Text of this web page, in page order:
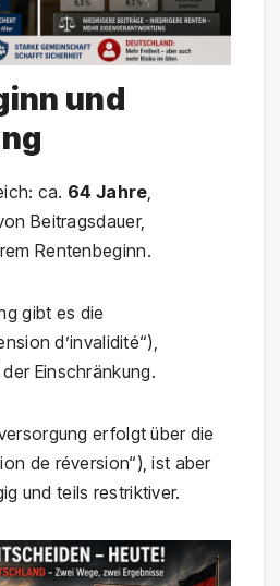
und
ca. 64 Jahre,
Beitragsdauer,
Rentenbeginn.
gibt es die
d’invalidité“),
Einschränkung.
erfolgt über die
de réversion“), ist aber
und teils restriktiver.